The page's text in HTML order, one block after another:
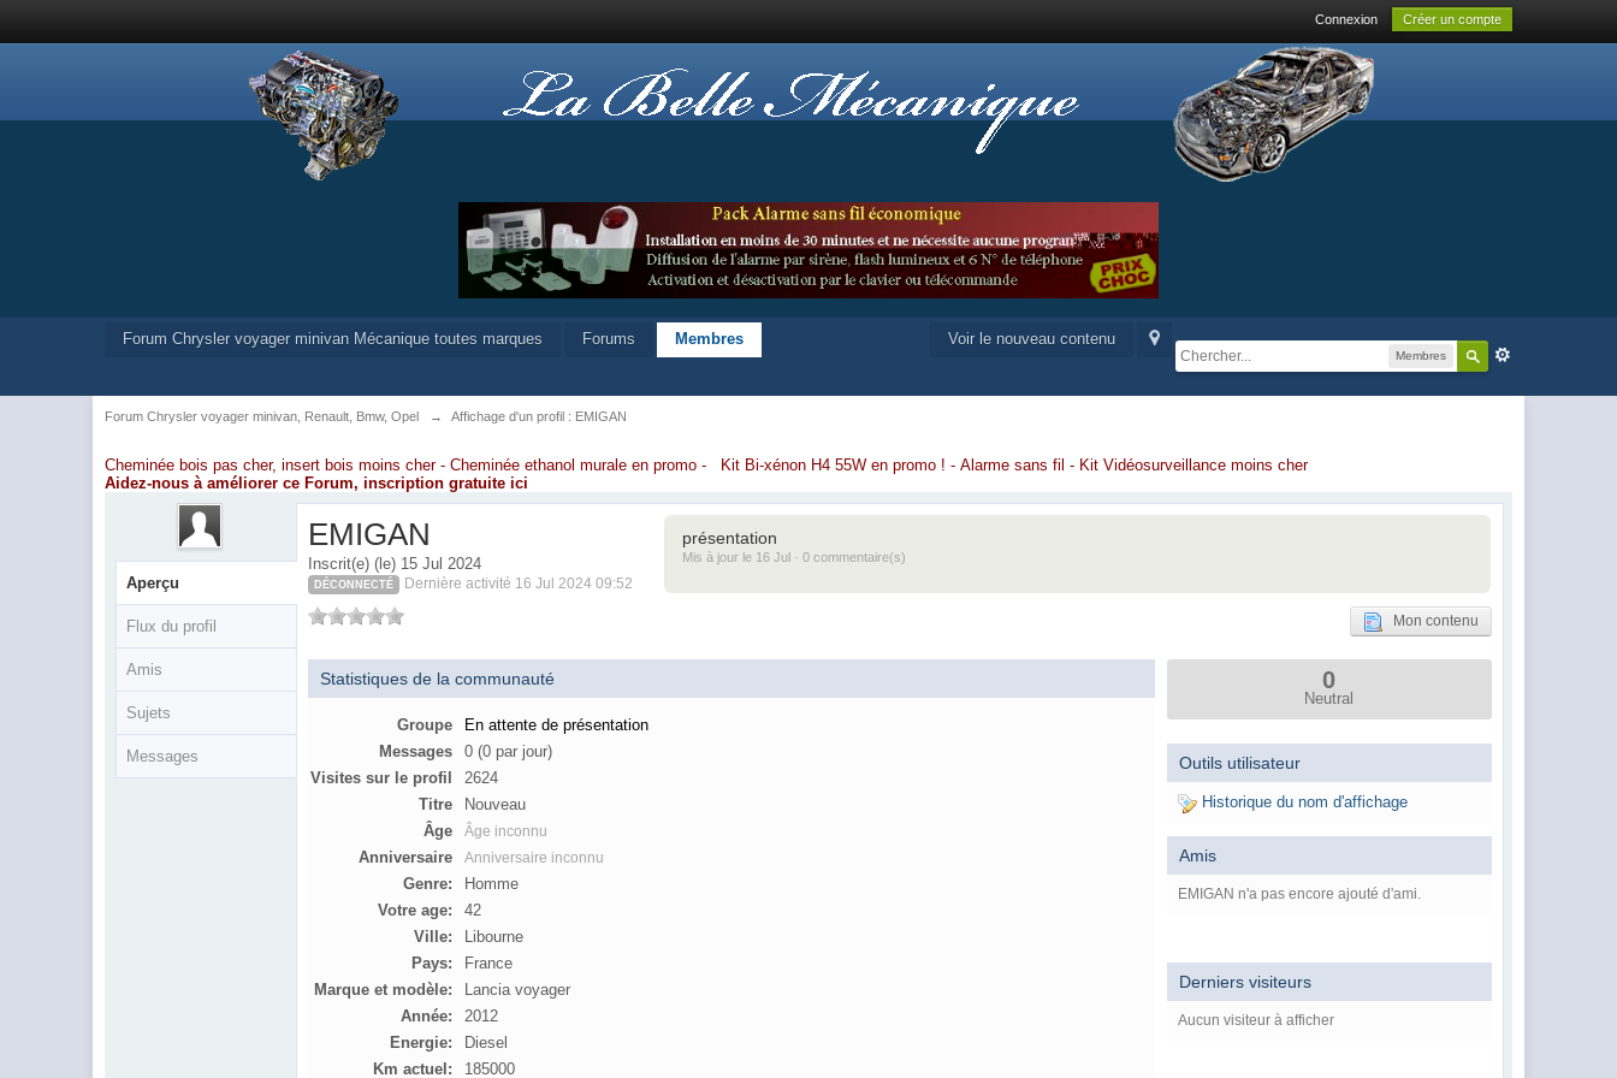
Connexion Créer un compte
Membres
Voir le nouveau contenu
Forum Chrysler voyager minivan Mécanique toutes marques Forums Membres
Forum Chrysler voyager minivan, Renault, Bmw, Opel → Affichage d'un profil : EMIGAN
Cheminée bois pas cher, insert bois moins cher - Cheminée ethanol murale en promo - Kit Bi-xénon H4 55W en promo ! - Alarme sans fil- Kit Vidéosurveillance moins cher
Aidez-nous à améliorer ce Forum, inscription gratuite ici
Aperçu
Flux du profil
Amis
Sujets
Messages
EMIGAN
Inscrit(e) (le) 15 Jul 2024
DÉCONNECTÉ Dernière activité 16 Jul 2024 09:52
présentation
Mis à jour le 16 Jul · 0 commentaire(s)
Mon contenu
Statistiques de la communauté
Groupe
En attente de présentation
Messages
0 (0 par jour)
Visites sur le profil
2624
Titre
Nouveau
Âge
Âge inconnu
Anniversaire Anniversaire inconnu
Genre:
Homme
Votre age:
42
Ville:
Libourne
Pays:
France
Marque et modèle:
Lancia voyager
Année:
2012
Energie:
Diesel
Km actuel:
185000
0
Neutral
Outils utilisateur
Historique du nom d'affichage
Amis
EMIGAN n'a pas encore ajouté d'ami.
Derniers visiteurs
Aucun visiteur à afficher